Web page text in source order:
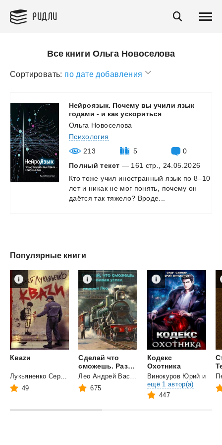
РИДЛИ
Все книги Ольга Новоселова
Сортировать: по дате добавления
Нейроязык. Почему вы учили язык
годами - и как ускориться
Ольга Новоселова
Психология
213
5
0
Полный текст — 161 стр., 24.05.2026
Кто тоже учил иностранный язык по 8–10
лет и никак не мог понять, почему он
даётся так тяжело? Вроде...
Популярные книги
Кваzи
Лукьяненко Сергей Васильевич
49
Сделай что
сможешь. Развивая успех.
675
Кодекс
Охотника
Винокуров Юрий и
ещё 1 автор(а)
447